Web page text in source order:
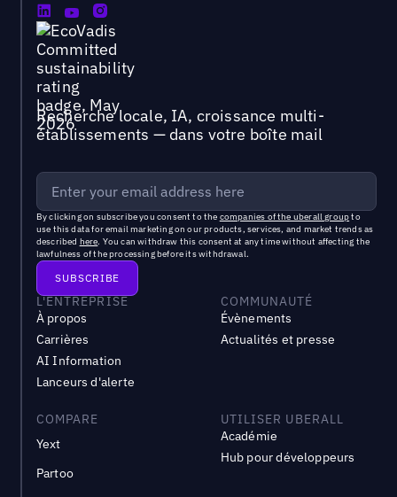
Recherche locale, IA, croissance multi-
établissements — dans votre boîte mail
By clicking on subscribe you consent to the companies of the uberall groupto
use this data for email marketing on our products, services, and market trends as
described here. You can withdraw this consent at any time without affecting the
lawfulness of the processing before its withdrawal.
L'ENTREPRISE
À propos
Carrières
AI Information
Lanceurs d'alerte
COMMUNAUTÉ
Évènements
Actualités et presse
COMPARE
Yext
Partoo
UTILISER UBERALL
Académie
Hub pour développeurs